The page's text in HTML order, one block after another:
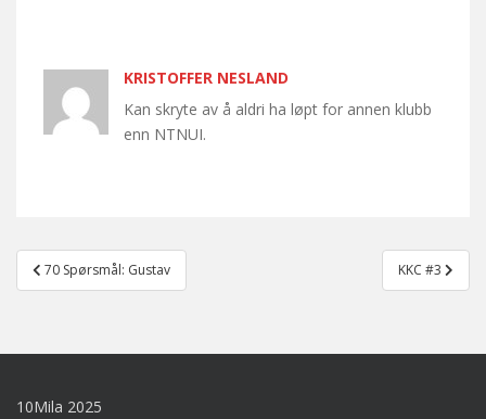
KRISTOFFER NESLAND
Kan skryte av å aldri ha løpt for annen klubb
enn NTNUI.
Post
navigation
70 Spørsmål: Gustav KKC #3
10Mila 2025